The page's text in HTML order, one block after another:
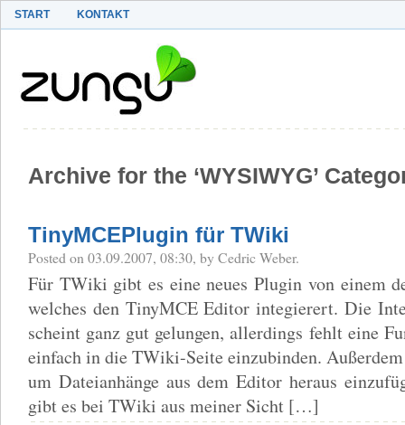
START KONTAKT
Archive for the ‘WYSIWYG’
TinyMCEPlugin für TWiki
Posted on 03.09.2007, 08:30, by Cedric Weber.
Für TWiki gibt es eine neues Plugin von einem
welches den TinyMCE Editor integierert. Die
scheint ganz gut gelungen, allerdings fehlt eine
einfach in die TWiki-Seite einzubinden.
um Dateianhänge aus dem Editor heraus
gibt es bei TWiki aus meiner Sicht […]